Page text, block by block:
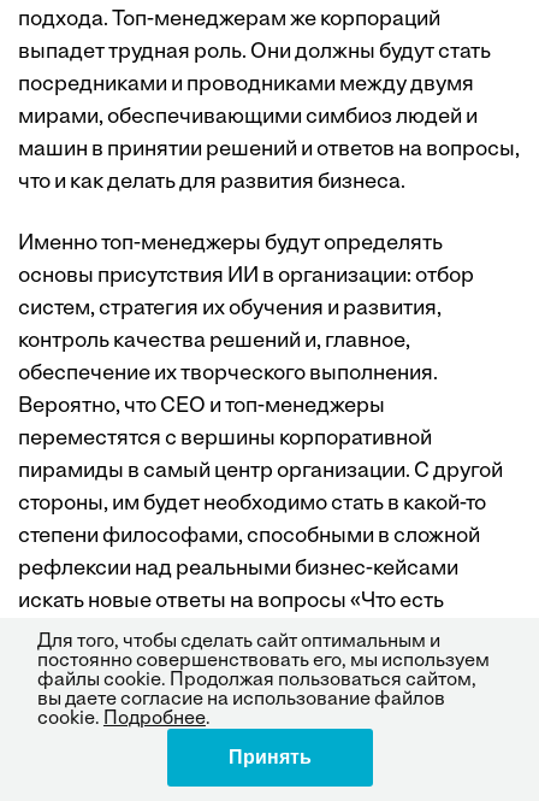
подхода. Топ-менеджерам же корпораций
выпадет трудная роль. Они должны будут стать
посредниками и проводниками между двумя
мирами, обеспечивающими симбиоз людей и
машин в принятии решений и ответов на вопросы,
что и как делать для развития бизнеса.
Именно топ-менеджеры будут определять
основы присутствия ИИ в организации: отбор
систем, стратегия их обучения и развития,
контроль качества решений и, главное,
обеспечение их творческого выполнения.
Вероятно, что СЕО и топ-менеджеры
переместятся с вершины корпоративной
пирамиды в самый центр организации. С другой
стороны, им будет необходимо стать в какой-то
степени философами, способными в сложной
рефлексии над реальными бизнес-кейсами
искать новые ответы на вопросы «Что есть
применимое знание?», «Что есть воплощаемое
решение?» и «Что есть эффективное действие?».
На наш взгляд, несомненно одно: мир бизнеса
середины XXI века станет значительно
многомернее и интереснее.
Для того, чтобы сделать сайт оптимальным и
постоянно совершенствовать его, мы используем
файлы cookie. Продолжая пользоваться сайтом,
вы даете согласие на использование файлов
cookie.
Подробнее.
Принять